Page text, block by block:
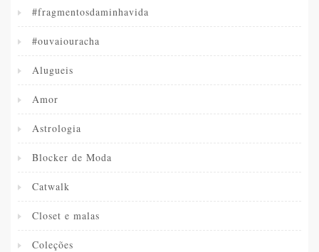
#fragmentosdaminhavida
#ouvaiouracha
Alugueis
Amor
Astrologia
Blocker de Moda
Catwalk
Closet e malas
Coleções